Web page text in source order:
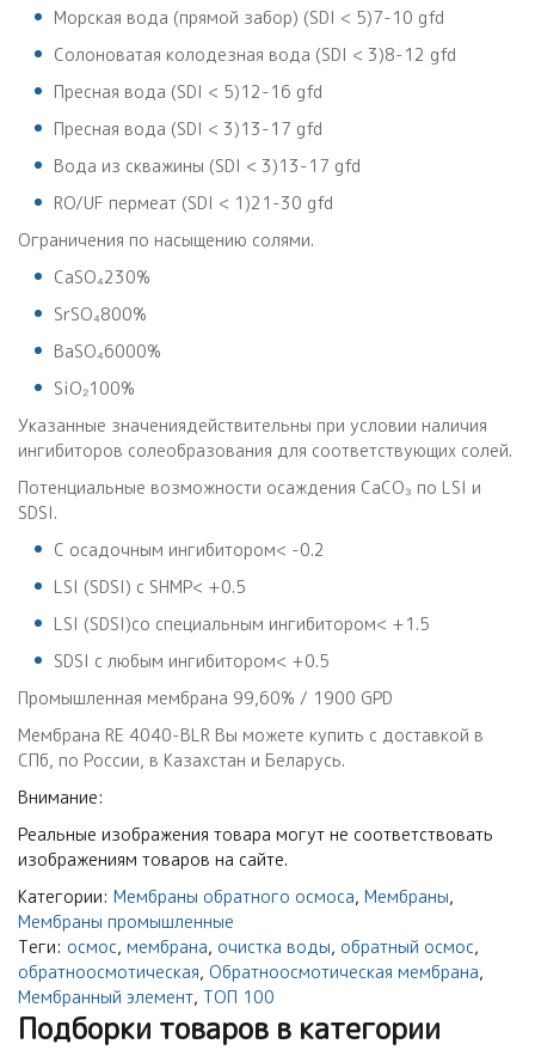
Морская вода (прямой забор) (SDI < 5)7-10 gfd
Солоноватая колодезная вода (SDI < 3)8-12 gfd
Пресная вода (SDI < 5)12-16 gfd
Пресная вода (SDI < 3)13-17 gfd
Вода из скважины (SDI < 3)13-17 gfd
RO/UF пермеат (SDI < 1)21-30 gfd
Ограничения по насыщению солями.
CaSO₄230%
SrSO₄800%
BaSO₄6000%
SiO₂100%
Указанные значениядействительны при условии наличия
ингибиторов солеобразования для соответствующих солей.
Потенциальные возможности осаждения CaCO₃ по LSI и
SDSI.
С осадочным ингибитором< -0.2
LSI (SDSI) с SHMP< +0.5
LSI (SDSI)со специальным ингибитором< +1.5
SDSI с любым ингибитором< +0.5
Промышленная мембрана 99,60% / 1900 GPD
Мембрана RE 4040-BLR Вы можете купить с доставкой в
СПб, по России, в Казахстан и Беларусь.
Внимание:
Реальные изображения товара могут не соответствовать
изображениям товаров на сайте.
Категории: Мембраны обратного осмоса, Мембраны,
Мембраны промышленные
Теги: осмос, мембрана, очистка воды, обратный осмос,
обратноосмотическая, Обратноосмотическая мембрана,
Мембранный элемент, ТОП 100
Подборки товаров в категории